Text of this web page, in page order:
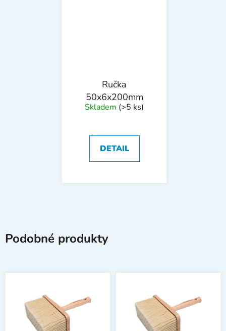
Ručka
50x6x200mm
Skladem (>5 ks)
DETAIL
Podobné produkty